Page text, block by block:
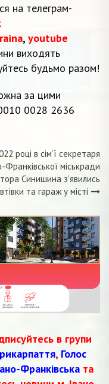
на телеграм-
, youtube
виходять
будьмо разом!
за цими
0028 2636
році в сім’ї секретаря
Франківської міськради
Синишина з’явились
та гараж у місті
в групи
, Голос
Франківськата